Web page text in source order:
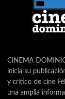
CINEMA
inicia su
y crítico de cine
una amplia